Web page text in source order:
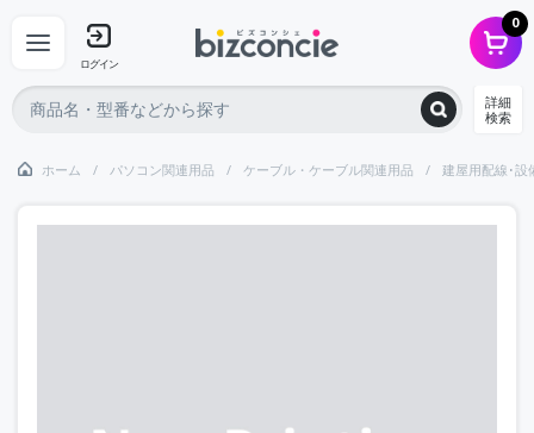
ログイン
0
詳細
検索
ホーム パソコン関連用品 ケーブル・ケーブル関連用品 建屋用配線･設